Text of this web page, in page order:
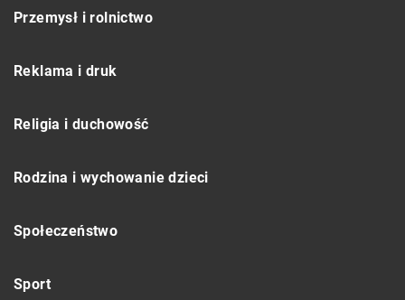
Przemysł i rolnictwo
Reklama i druk
Religia i duchowość
Rodzina i wychowanie dzieci
Społeczeństwo
Sport